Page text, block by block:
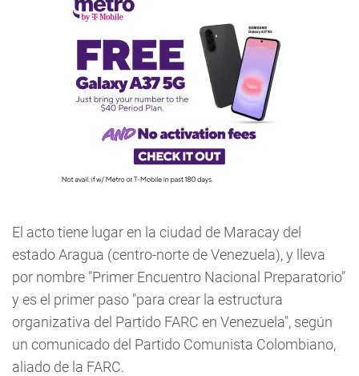
El acto tiene lugar en la ciudad de Maracay del
estado Aragua (centro-norte de Venezuela), y lleva
por nombre "Primer Encuentro Nacional Preparatorio"
y es el primer paso "para crear la estructura
organizativa del Partido FARC en Venezuela", según
un comunicado del Partido Comunista Colombiano,
aliado de la FARC.